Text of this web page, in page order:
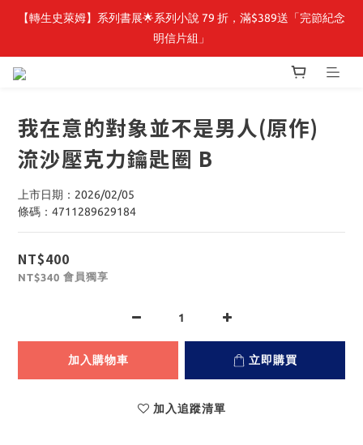
【轉生史萊姆】系列書展🌟系列小說 79 折，滿$389送「完節紀念
明信片組」
【轉生史萊姆】系列書展🌟系列小說 79 折，滿$389送「完節紀念
明信片組」
🎉線上漫博全館7折起💛滿1000送1000購物金💛滿3000現折300🎉
【抽籤堂】 影之強者、你又被殺了呢，偵探大人、約會大作戰、
沉默魔女、86不存在的戰區  一抽入魂
【轉生史萊姆】系列書展🌟系列小說 79 折，滿$389送「完節紀念
我在意的對象並不是男人(原作)
流沙壓克力鑰匙圈 B
上市日期：2026/02/05
條碼：4711289629184
NT$400
NT$340 會員獨享
加入購物車 立即購買
加入追蹤清單